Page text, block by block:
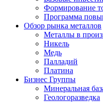
Формирование
Программа
Обзор рынка металлов
Металлы в
Никель
Медь
Палладий
Платина
Бизнес Группы
Минеральная
Геологоразведка